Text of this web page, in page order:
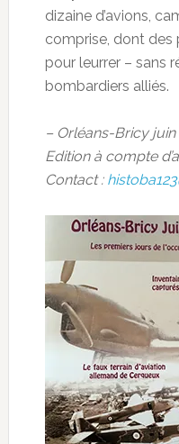
dizaine d’avions,
comprise, dont des
pour leurrer – sans
bombardiers alliés.
– Orléans-Bricy
Edition à compte
Contact :